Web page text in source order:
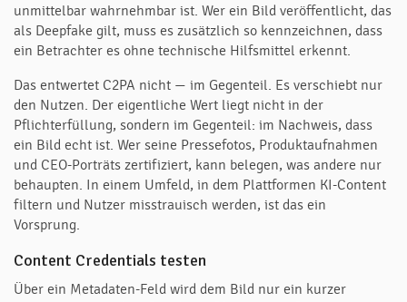
unmittelbar wahrnehmbar ist. Wer ein Bild veröffentlicht, das
als Deepfake gilt, muss es zusätzlich so kennzeichnen, dass
ein Betrachter es ohne technische Hilfsmittel erkennt.
Das entwertet C2PA nicht — im Gegenteil. Es verschiebt nur
den Nutzen. Der eigentliche Wert liegt nicht in der
Pflichterfüllung, sondern im Gegenteil: im Nachweis, dass
ein Bild echt ist. Wer seine Pressefotos, Produktaufnahmen
und CEO-Porträts zertifiziert, kann belegen, was andere nur
behaupten. In einem Umfeld, in dem Plattformen KI-Content
filtern und Nutzer misstrauisch werden, ist das ein
Vorsprung.
Content Credentials testen
Über ein Metadaten-Feld wird dem Bild nur ein kurzer